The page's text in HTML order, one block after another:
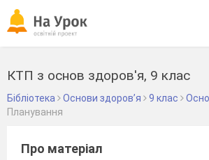
КТП з основ здоров'я, 9 клас
Бібліотека Основи здоров’я 9 клас
Планування
Про матеріал